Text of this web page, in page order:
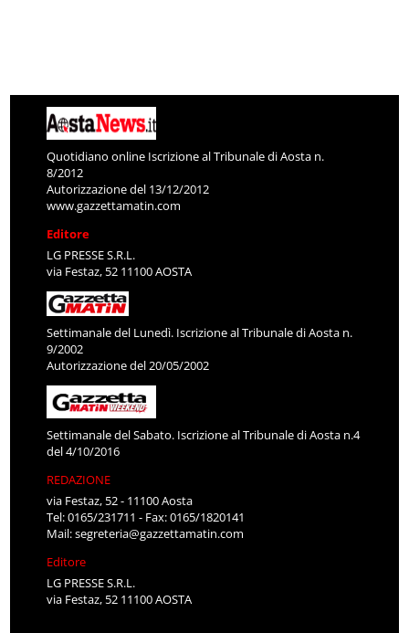
Quotidiano online Iscrizione al Tribunale di Aosta n.
8/2012
Autorizzazione del 13/12/2012
www.gazzettamatin.com
Editore
LG PRESSE S.R.L.
via Festaz, 52 11100 AOSTA
Settimanale del Lunedì. Iscrizione al Tribunale di Aosta n.
9/2002
Autorizzazione del 20/05/2002
Settimanale del Sabato. Iscrizione al Tribunale di Aosta n.4
del 4/10/2016
REDAZIONE
via Festaz, 52 - 11100 Aosta
Tel: 0165/231711 - Fax: 0165/1820141
Mail:segreteria@gazzettamatin.com
Editore
LG PRESSE S.R.L.
via Festaz, 52 11100 AOSTA